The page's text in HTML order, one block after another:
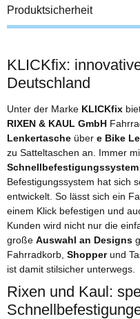
Produktsicherheit
KLICKfix:
Deutschland
Unter der Marke KLICKfix
RIXEN & KAUL GmbH
Lenkertasche über e Bike
zu Satteltaschen an. Immer
Schnellbefestigungssystem
Befestigungssystem hat sich
entwickelt. So lässt sich ein
einem Klick befestigen und
Kunden wird nicht nur die
große Auswahl an Designs
Fahrradkorb, Shopperund
ist damit stilsicher unterwegs.
Rixen und Kaul: